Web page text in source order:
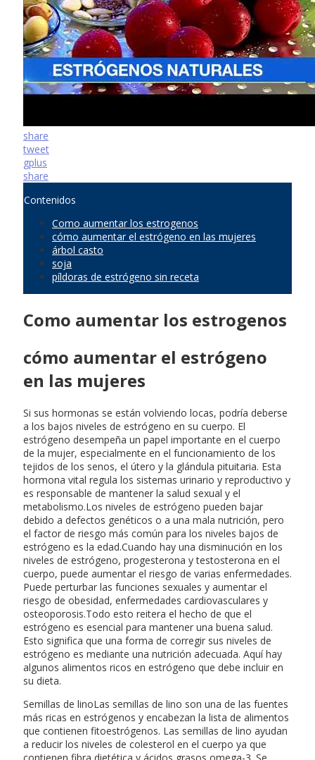
share
tweet
gplus
share
Contenidos
Como aumentar los estrogenos
cómo aumentar el estrógeno en las mujeres
árbol casto
soja
píldoras de estrógeno sin receta
Como aumentar los estrogenos
cómo aumentar el estrógeno
en las mujeres
Si sus hormonas se están volviendo locas, podría deberse
a los bajos niveles de estrógeno en su cuerpo. El
estrógeno desempeña un papel importante en el cuerpo
de la mujer, especialmente en el funcionamiento de los
tejidos de los senos, el útero y la glándula pituitaria. Esta
hormona vital regula los sistemas urinario y reproductivo y
es responsable de mantener la salud sexual y el
metabolismo.Los niveles de estrógeno pueden bajar
debido a defectos genéticos o a una mala nutrición, pero
el factor de riesgo más común para los niveles bajos de
estrógeno es la edad.Cuando hay una disminución en los
niveles de estrógeno, progesterona y testosterona en el
cuerpo, puede aumentar el riesgo de varias enfermedades.
Puede perturbar las funciones sexuales y aumentar el
riesgo de obesidad, enfermedades cardiovasculares y
osteoporosis.Todo esto reitera el hecho de que el
estrógeno es esencial para mantener una buena salud.
Esto significa que una forma de corregir sus niveles de
estrógeno es mediante una nutrición adecuada. Aquí hay
algunos alimentos ricos en estrógeno que debe incluir en
su dieta.
Semillas de linoLas semillas de lino son una de las fuentes
más ricas en estrógenos y encabezan la lista de alimentos
que contienen fitoestrógenos. Las semillas de lino ayudan
a reducir los niveles de colesterol en el cuerpo ya que